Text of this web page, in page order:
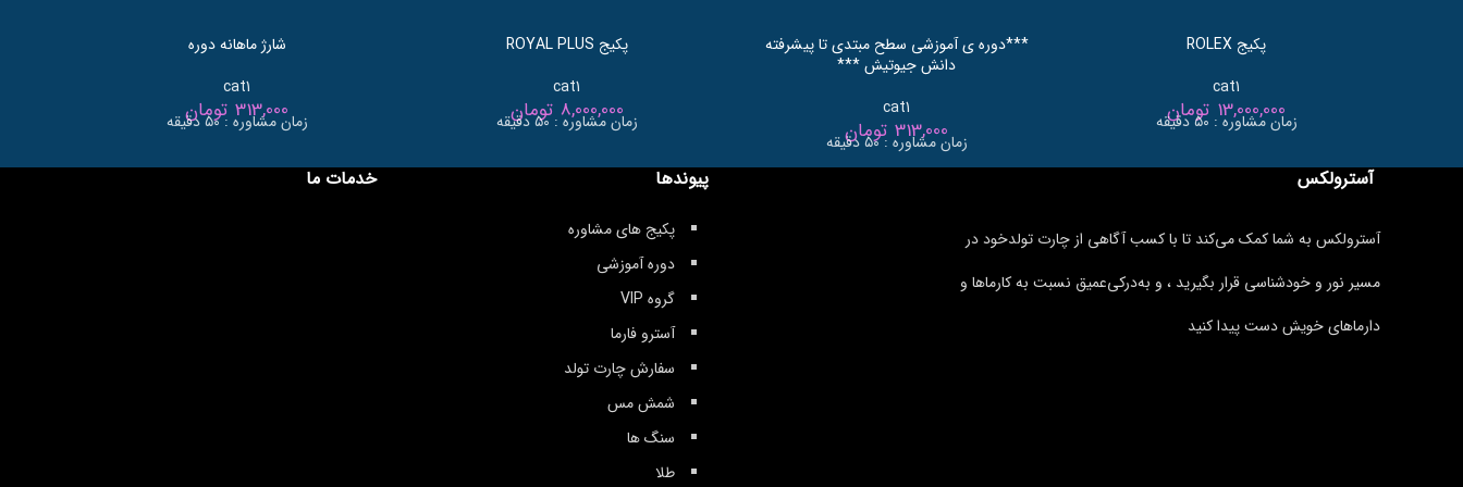
پکیج ROLEX
cat1
13,000,000 تومان زمان مشاوره : ۵۰ دقیقه
***دوره ی آموزشی سطح مبتدی تا پیشرفته
دانش جیوتیش ***
cat1
313,000 تومانزمان مشاوره : ۵۰ دقیقه
پکیج ROYAL PLUS
cat1
8,000,000 تومانزمان مشاوره : ۵۰ دقیقه
شارژ ماهانه دوره
cat1
313,000 تومانزمان مشاوره : ۵۰ دقیقه
آسترولکس
آسترولکس به شما کمک می‌کند تا با کسب آگاهی از چارت تولدخود در
مسیر نور و خودشناسی قرار بگیرید ، و به‌درکی‌عمیق نسبت به کارماها و
دارماهای خویش دست پیدا کنید
پیوندها
پکیج های مشاوره
دوره آموزشی
گروه VIP
آسترو فارما
سفارش چارت تولد
شمش مس
سنگ ها
طلا
خدمات ما